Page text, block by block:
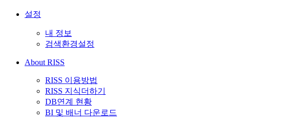
설정
내 정보
검색환경설정
About RISS
RISS 이용방법
RISS 지식더하기
DB연계 현황
BI 및 배너 다운로드